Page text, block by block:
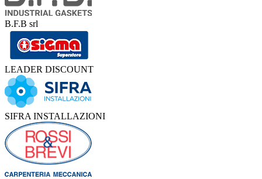
B.F.B srl
LEADER DISCOUNT
SIFRA INSTALLAZIONI